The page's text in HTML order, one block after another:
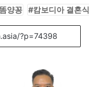
양꽁 캄보디아 결혼식